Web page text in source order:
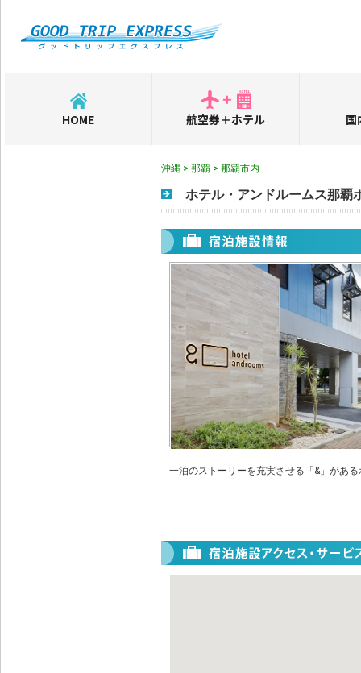
HOME 航空券＋ホテル 国
沖縄 > 那覇 > 那覇市内
ホテル・アンドルームス那覇
一泊のストーリーを充実させる「&」が